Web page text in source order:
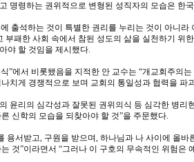
명령하는 권위적으로 변형된 성직자의 모습은 한
출석하는 것이 특별한 권리를 누리는 것이 아니라
부패한 사회 속에서 참된 성도의 삶을 실천하기 위
야 할 것임을 제시했다.
”에서 비롯됐음을 지적한 안 교수는 “개교회주의
치게 경쟁적으로 보며 교회의 통일성과 협력을 파
윤리의 심각성과 잘못된 권위의식 등 심각한 병리
신학의 모습을 되찾아야 할 것”을 주문했다.
용서받고, 구원을 받으며, 하나님과 나 사이에 올
것”이라면서 “그러나 이 구호의 무속적인 위험은